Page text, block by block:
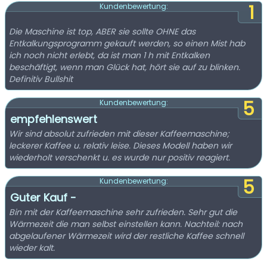
1
Kundenbewertung:
Die Maschine ist top, ABER sie sollte OHNE das
Entkalkungsprogramm gekauft werden, so einen Mist hab
ich noch nicht erlebt, da ist man 1 h mit Entkalken
beschäftigt, wenn man Glück hat, hört sie auf zu blinken.
Definitiv Bullshit
5
Kundenbewertung:
empfehlenswert
Wir sind absolut zufrieden mit dieser Kaffeemaschine;
leckerer Kaffee u. relativ leise. Dieses Modell haben wir
wiederholt verschenkt u. es wurde nur positiv reagiert.
5
Kundenbewertung:
Guter Kauf -
Bin mit der Kaffeemaschine sehr zufrieden. Sehr gut die
Wärmezeit die man selbst einstellen kann. Nachteil: nach
abgelaufener Wärmezeit wird der restliche Kaffee schnell
wieder kalt.